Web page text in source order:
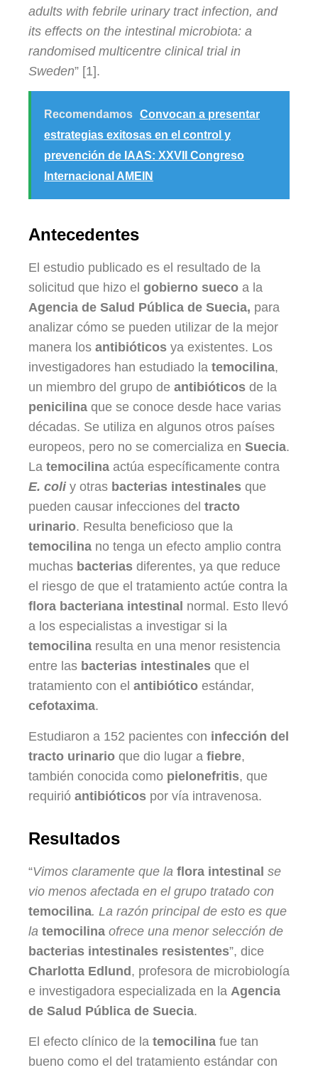
adults with febrile urinary tract infection, and
its effects on the intestinal microbiota: a
randomised multicentre clinical trial in
Sweden” [1].
Recomendamos Convocan a presentar
estrategias exitosas en el control y
prevención de IAAS: XXVII Congreso
Internacional AMEIN
Antecedentes
El estudio publicado es el resultado de la
solicitud que hizo el gobierno sueco a la
Agencia de Salud Pública de Suecia, para
analizar cómo se pueden utilizar de la mejor
manera los antibióticos ya existentes. Los
investigadores han estudiado la temocilina,
un miembro del grupo de antibióticos de la
penicilina que se conoce desde hace varias
décadas. Se utiliza en algunos otros países
europeos, pero no se comercializa en Suecia.
La temocilina actúa específicamente contra
E. coliy otras bacterias intestinales que
pueden causar infecciones del tracto
urinario. Resulta beneficioso que la
temocilina no tenga un efecto amplio contra
muchas bacterias diferentes, ya que reduce
el riesgo de que el tratamiento actúe contra la
flora bacteriana intestinal normal. Esto llevó
a los especialistas a investigar si la
temocilina resulta en una menor resistencia
entre las bacterias intestinales que el
tratamiento con el antibiótico estándar,
cefotaxima.
Estudiaron a 152 pacientes con infección del
tracto urinario que dio lugar a fiebre,
también conocida como pielonefritis, que
requirió antibióticos por vía intravenosa.
Resultados
“Vimos claramente que la flora intestinal se
vio menos afectada en el grupo tratado con
temocilina. La razón principal de esto es que
la temocilina ofrece una menor selección de
bacterias intestinales resistentes”, dice
Charlotta Edlund , profesora de microbiología
e investigadora especializada en la Agencia
de Salud Pública de Suecia.
El efecto clínico de la temocilina fue tan
bueno como el del tratamiento estándar con